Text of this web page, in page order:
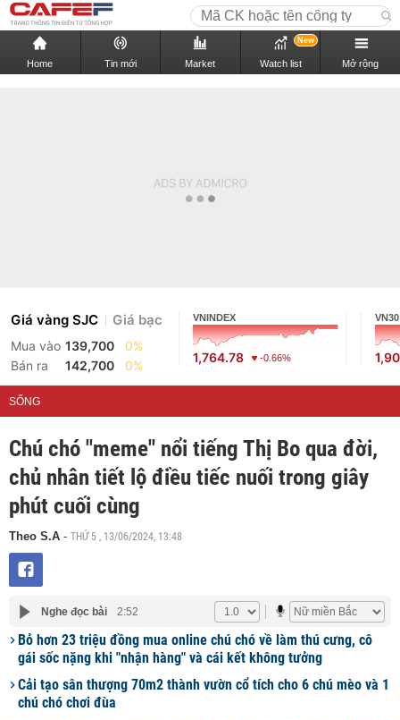
Home Tin mới Market Watch list
New
Mở rộng
Giá vàng SJC Giá bạc
Mua vào 139,700
0%
Bán ra
142,700 0%
VNINDEX
1,764.78 -0.66%
VN30
SỐNG
Chú chó "meme" nổi tiếng Thị Bo qua đời,
chủ nhân tiết lộ điều tiếc nuối trong giây
phút cuối cùng
Theo S.A - THỨ 5 , 13/06/2024, 13:48
Nghe đọc bài 2:52
Bỏ hơn 23 triệu đồng mua online chú chó về làm thú cưng, cô
gái sốc nặng khi "nhận hàng" và cái kết không tưởng
Cải tạo sân thượng 70m2 thành vườn cổ tích cho 6 chú mèo và 1
chú chó chơi đùa